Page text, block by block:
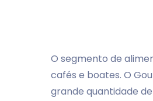
O segmento de
cafés e boates. O
grande quantidade